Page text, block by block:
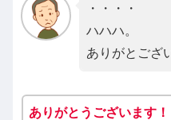
・・・・
ハハハ。
ありがとござ
ありがとうございます！